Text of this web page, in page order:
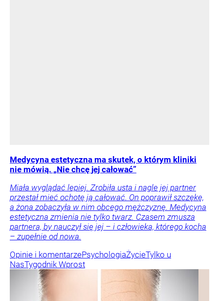
Medycyna estetyczna ma skutek, o którym kliniki
nie mówią. „Nie chcę jej całować”
Miała wyglądać lepiej. Zrobiła usta i nagle jej partner
przestał mieć ochotę ją całować. On poprawił szczękę,
a żona zobaczyła w nim obcego mężczyznę. Medycyna
estetyczna zmienia nie tylko twarz. Czasem zmusza
partnera, by nauczył się jej – i człowieka, którego kocha
– zupełnie od nowa.
Opinie i komentarzePsychologiaŻycieTylko u
NasTygodnik Wprost